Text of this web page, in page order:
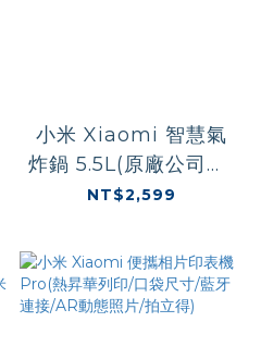
小米 Xiaomi 智慧氣
炸鍋 5.5L(原廠公司貨/
含一年保固/米家APP/
NT$2,599